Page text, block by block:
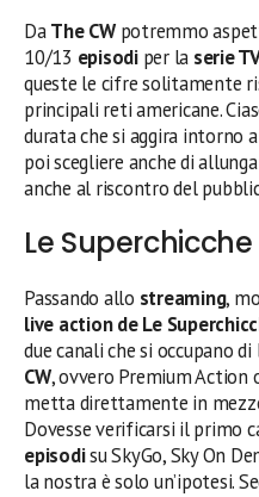
DaThe CWpotremmo
10/13 episodiper la serie
queste le cifre solitamente
principali reti americane.
durata che si aggira intorno
poi scegliere anche di
anche al riscontro del
Le
Passando allo streaming,
live action de Le
due canali che si occupano
CW, ovvero Premium Action
metta direttamente in
Dovesse verificarsi il primo
episodisu SkyGo, Sky On
la nostra è solo un’ipotesi.